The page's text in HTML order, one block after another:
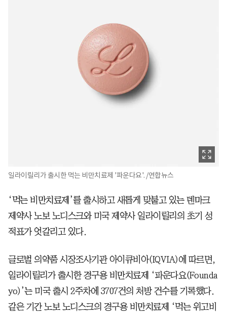
일라이릴리가 출시한 먹는 비만치료제 '파운다요'. /연합뉴스
‘먹는 비만치료제’를 출시하고 새롭게 맞붙고 있는 덴마크
제약사 노보 노디스크와 미국 제약사 일라이릴리의 초기 성
적표가 엇갈리고 있다.
글로벌 의약품 시장조사기관 아이큐비아(IQVIA)에 따르면,
일라이릴리가 출시한 경구용 비만치료제 ‘파운다요(Founda
yo)’는 미국 출시 2주차에 3707건의 처방 건수를 기록했다.
같은 기간 노보 노디스크의 경구용 비만치료제 ‘먹는 위고비